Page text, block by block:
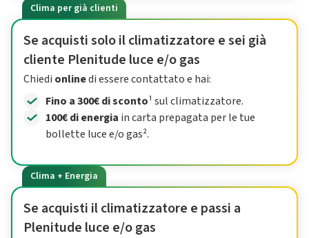
Clima per già clienti
Se acquisti solo il climatizzatore e sei già
cliente Plenitude luce e/o gas
Chiedi onlinedi essere contattato e hai:
Fino a 300€ di sconto¹ sul climatizzatore.
100€ di energia in carta prepagata per le tue
bollette luce e/o gas².
Clima + Energia
Se acquisti il climatizzatore e passi a
Plenitude luce e/o gas